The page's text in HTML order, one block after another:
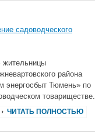
садоводческого
жительницы
района
энергосбыт Тюмень» по
товариществе.
ЧИТАТЬ ПОЛНОСТЬЮ